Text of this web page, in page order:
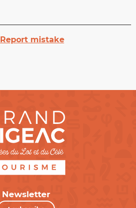
Report mistake
Newsletter